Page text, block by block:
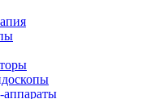
аппараты